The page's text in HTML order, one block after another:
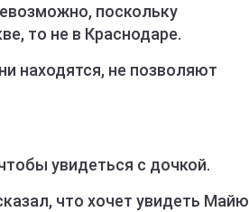
поскольку
то не в Краснодаре.
находятся, не позволяют
увидеться с дочкой.
что хочет увидеть Майю